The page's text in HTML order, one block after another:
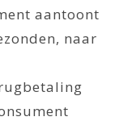
aantoont
naar